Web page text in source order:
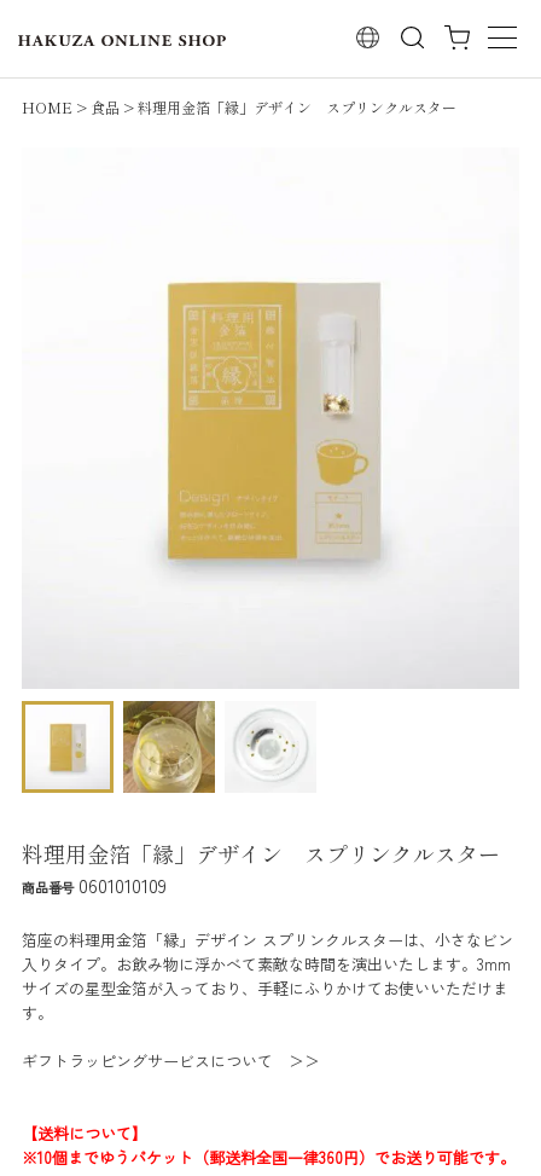
検索
HOME 食品 料理用金箔「縁」デザイン スプリンクルスター
料理用金箔「縁」デザイン スプリンクルスター
商品番号 0601010109
箔座の料理用金箔「縁」デザイン スプリンクルスターは、小さなビン
入りタイプ。お飲み物に浮かべて素敵な時間を演出いたします。3mm
サイズの星型金箔が入っており、手軽にふりかけてお使いいただけま
す。
ギフトラッピングサービスについて ＞＞
【送料について】
※10個までゆうパケット（郵送料全国一律360円）でお送り可能です。